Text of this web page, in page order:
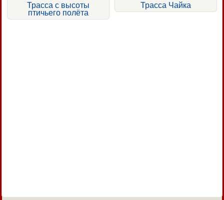
Трасса с высоты
птичьего полёта
Трасса Чайка